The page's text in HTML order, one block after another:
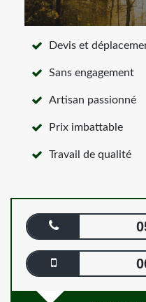
Devis et
Sans engagement
Artisan passionné
Prix imbattable
Travail de qualité